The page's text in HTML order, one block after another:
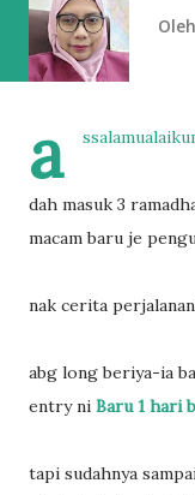
Oleh
a
dah masuk 3
macam baru je
nak cerita
abg long beriya-ia
entry ni Baru 1 hari
tapi sudahnya